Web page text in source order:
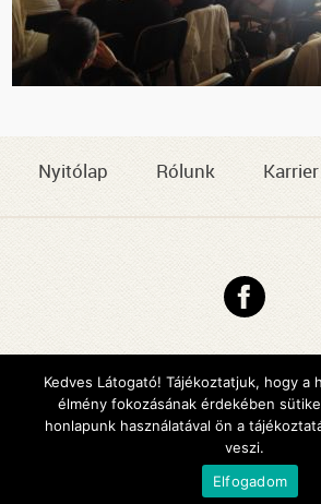
Nyitólap Rólunk Karrier
Copyright © 2026 DMJV Család- és
Impresszum
Arculattervezés, honlaptervezés:
Kedves Látogató! Tájékoztatjuk, hogy a
élmény fokozásának érdekében
honlapunk használatával ön a
veszi.
Elfogadom